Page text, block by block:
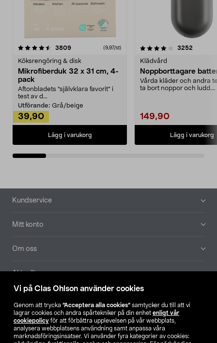
Vi på Clas Ohlson använder cookies
Genom att trycka ”Acceptera alla cookies” samtycker du till att vi
lagrar cookies och andra spårtekniker på din enhet enligt vår
cookiepolicy för att förbättra upplevelsen på vår webbplats,
analysera webbplatsens användning samt anpassa våra
marknadsföringsinsatser. Vi använder fyra kategorier av cookies:
3809recensioner (9,97/st)
Köksrengöring & disk
Mikrofiberduk 32 x 31 cm, 4-
pack
Aftonbladets "självklara favorit” i
test av d...
Utförande: Grå/beige
39,90
Lägg i varukorg
4.0av 5 stjärnor 3252
Klädvård
Noppborttagare
Vårda kläder och andra
ta bort noppor och ludd.
149,90
Lägg i varukorg
4.5av 5 stjärnor
Sidfot
Kundservice
Mitt konto
Om oss
Aktuellt
Hitta butik